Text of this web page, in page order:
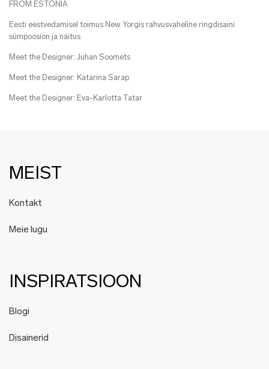
FROM ESTONIA
Eesti eestvedamisel toimus New Yorgis rahvusvaheline ringdisaini
sümpoosion ja näitus
Meet the Designer: Juhan Soomets
Meet the Designer: Katarina Sarap
Meet the Designer: Eva-Karlotta Tatar
MEIST
Kontakt
Meie lugu
INSPIRATSIOON
Blogi
Disainerid